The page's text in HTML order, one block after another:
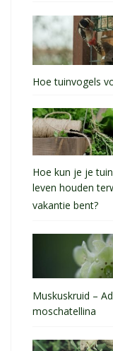
Hoe tuinvogels
Hoe kun je je
leven houden
vakantie bent?
Muskuskruid –
moschatellina